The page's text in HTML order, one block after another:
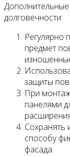
долговечности:
Регулярно
предмет
защиты
При
панелями
Сохранять
способу
фасада.